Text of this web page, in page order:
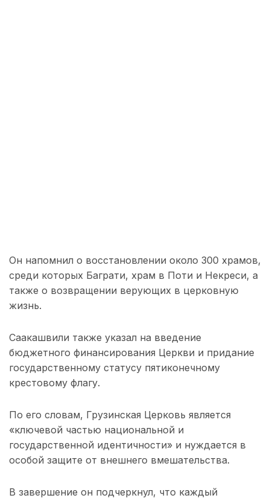
Он напомнил о восстановлении около 300 храмов,
среди которых Баграти, храм в Поти и Некреси, а
также о возвращении верующих в церковную
жизнь.
Саакашвили также указал на введение
бюджетного финансирования Церкви и придание
государственному статусу пятиконечному
крестовому флагу.
По его словам, Грузинская Церковь является
«ключевой частью национальной и
государственной идентичности» и нуждается в
особой защите от внешнего вмешательства.
В завершение он подчеркнул, что каждый